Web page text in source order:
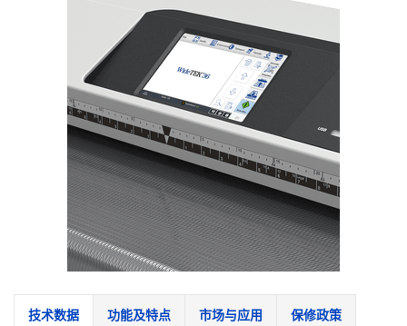
技术数据 功能及特点 市场与应用 保修政策